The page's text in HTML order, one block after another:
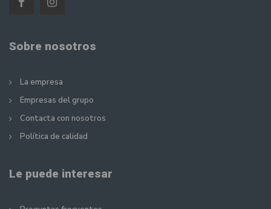
Sobre nosotros
La empresa
Empresas del grupo
Contacta con nosotros
Política de calidad
Le puede interesar